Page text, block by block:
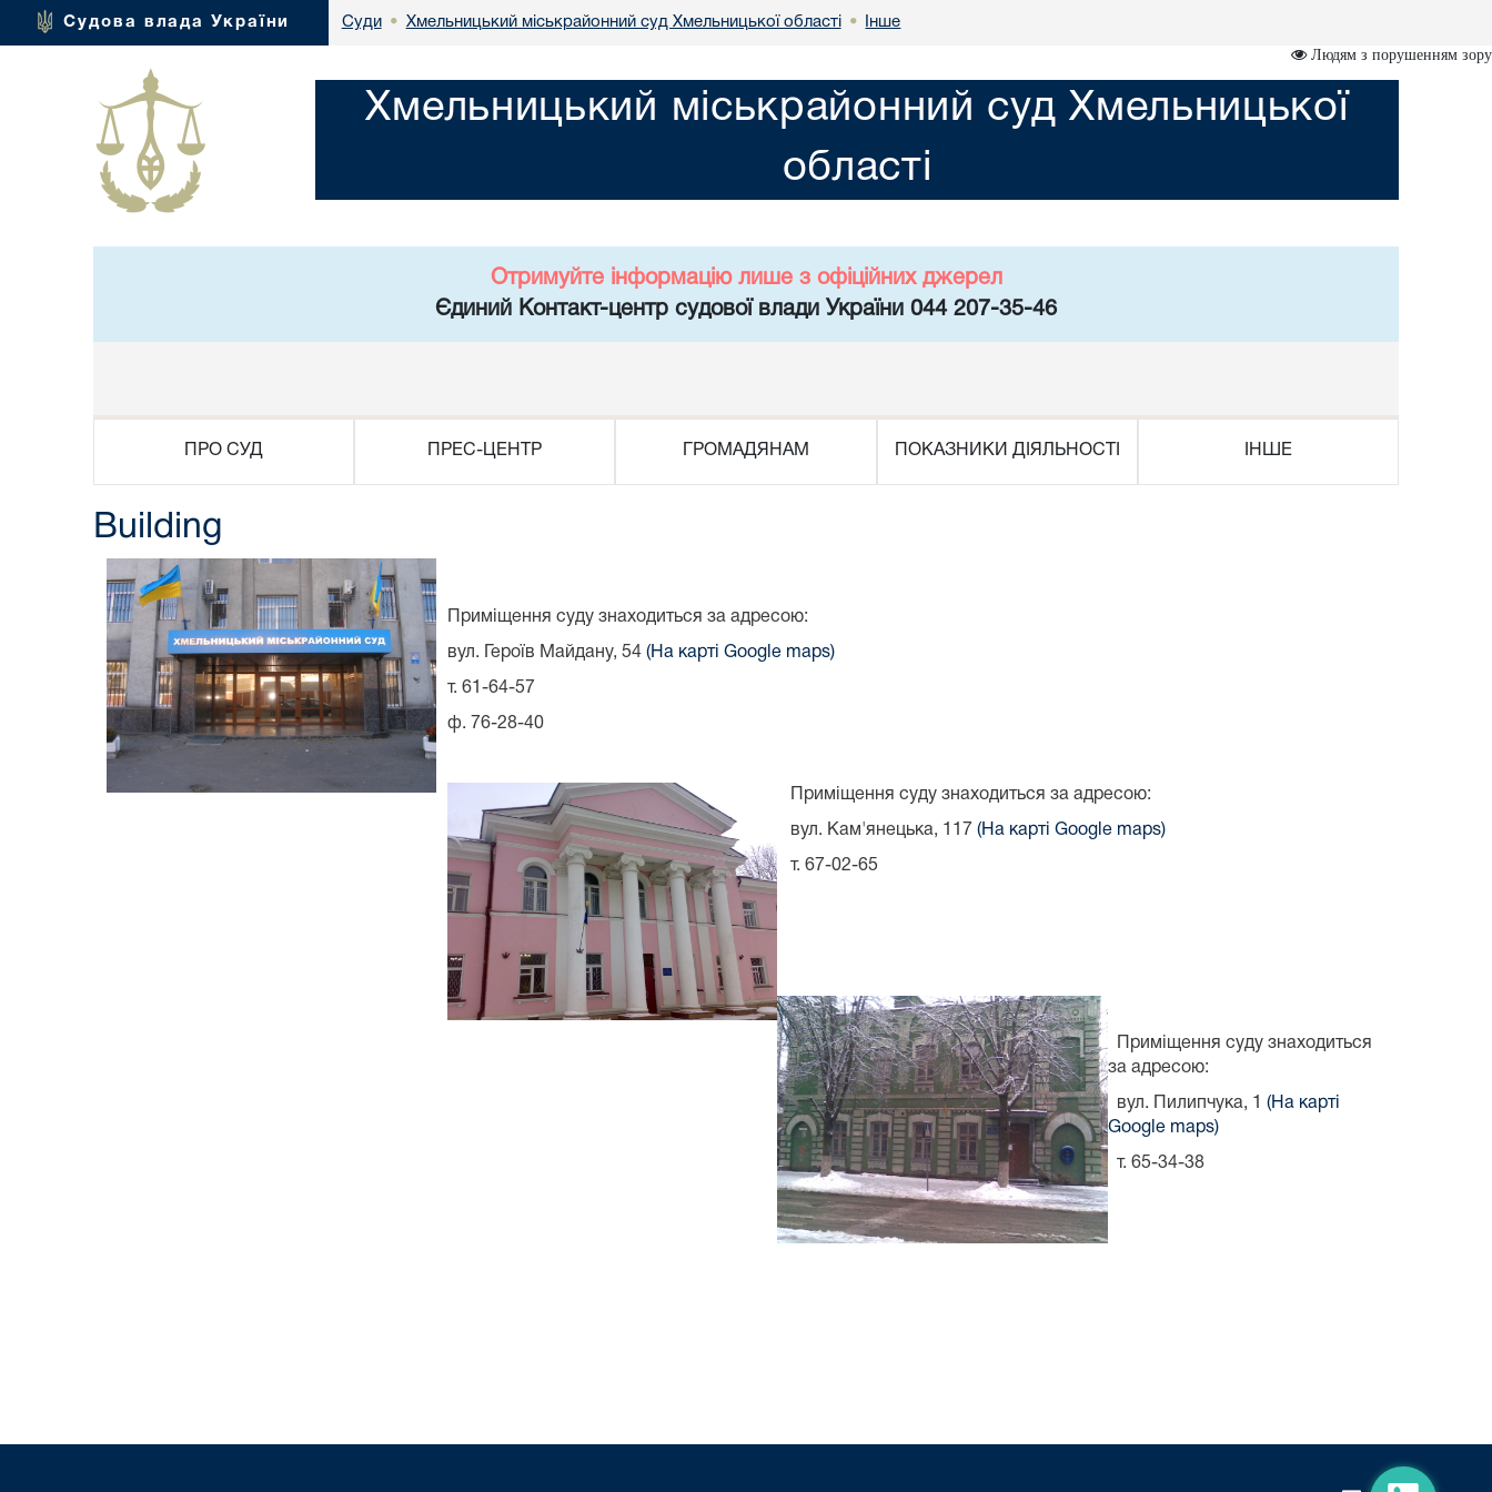
Судова влада України Суди • Хмельницький міськрайонний суд Хмельницької області • Інше
Людям з порушенням зору
Хмельницький міськрайонний суд Хмельницької
області
Отримуйте інформацію лише з офіційних джерел
Єдиний Контакт-центр судової влади України 044 207-35-46
ПРО СУД ПРЕС-ЦЕНТР ГРОМАДЯНАМ ПОКАЗНИКИ ДІЯЛЬНОСТІ ІНШЕ
Building
Приміщення суду знаходиться за адресою:
вул. Героїв Майдану, 54 (На карті Google maps)
т. 61-64-57
ф. 76-28-40
Приміщення суду знаходиться за адресою:
вул. Кам'янецька, 117 (На карті Google maps)
т. 67-02-65
Приміщення суду знаходиться
за адресою:
вул. Пилипчука, 1 (На карті
Google maps)
т. 65-34-38